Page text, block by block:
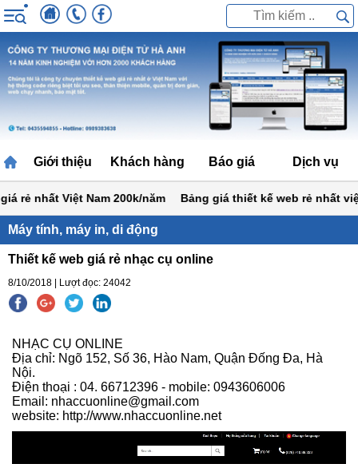
Giới thiệu Khách hàng Báo giá Dịch vụ
rẻ nhất Việt Nam 200k/năm Bảng giá thiết kế web rẻ nhất việt
Máy tính, máy in, di động
Thiết kế web giá rẻ nhạc cụ online
8/10/2018 | Lượt đọc: 24042
NHẠC CỤ ONLINE
Địa chỉ: Ngõ 152, Số 36, Hào Nam, Quận Đống Đa, Hà
Nội.
Điện thoại : 04. 66712396 - mobile: 0943606006
Email: nhaccuonline@gmail.com
website: http://www.nhaccuonline.net